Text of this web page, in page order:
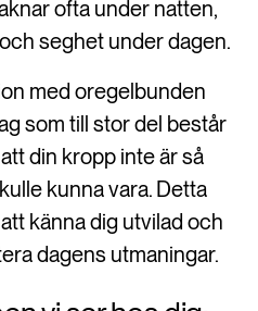
ofta under natten,
seghet under dagen.
med oregelbunden
som till stor del består
din kropp inte är så
kunna vara. Detta
känna dig utvilad och
dagens utmaningar.